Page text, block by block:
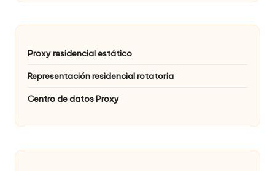
Proxy residencial estático
Representación residencial rotatoria
Centro de datos Proxy